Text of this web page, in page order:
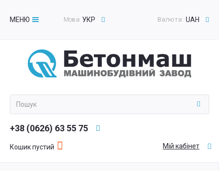
МЕНЮ
Toggle
Валюта: UAH
Мова УКР
+38 (0626) 63 55 75
Кошик пустий Мій кабінет